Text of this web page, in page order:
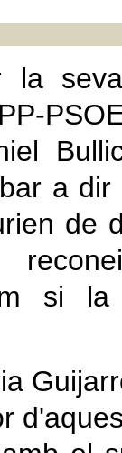
la
a dir
de
si